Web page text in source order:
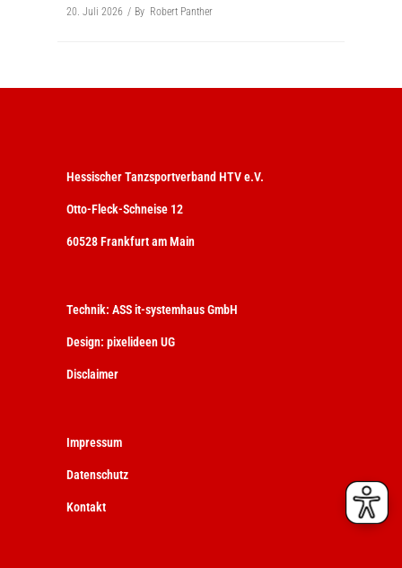
20. Juli 2026 By Robert Panther
Hessischer Tanzsportverband HTV e.V.
Otto-Fleck-Schneise 12
60528 Frankfurt am Main
Technik: ASS it-systemhaus GmbH
Design: pixelideen UG
Disclaimer
Impressum
Datenschutz
Kontakt